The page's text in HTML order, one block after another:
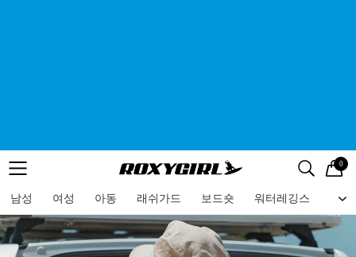
메뉴 검색
로고 0
남성 여성 아동 래쉬가드 보드숏 워터레깅스 비
메뉴